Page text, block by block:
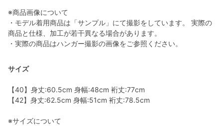
※商品画像について
・モデル着用商品は「サンプル」にて撮影をしています。 実際の
商品と仕様、加工が若干異なる場合があります。
・実際の商品はハンガー撮影の画像をご参照ください。
サイズ
【40】身丈:60.5cm 身幅:48cm 裄丈:77cm
【42】身丈:62.5cm 身幅:51cm 裄丈:78.5cm
※サイズについて